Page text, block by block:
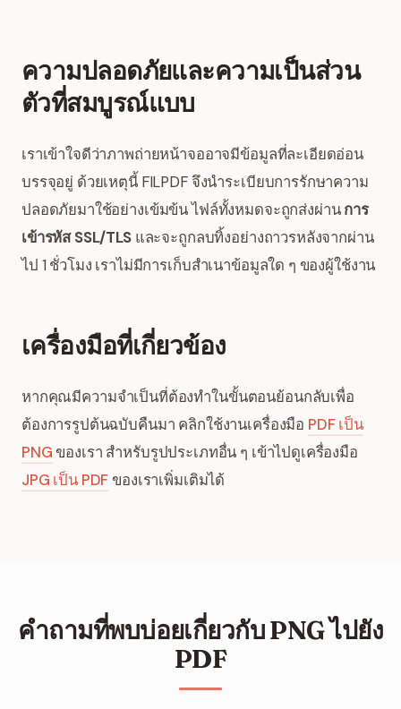
ความปลอดภัยและความเป็นส่วน
ตัวที่สมบูรณ์แบบ
เราเข้าใจดีว่าภาพถ่ายหน้าจออาจมีข้อมูลที่ละเอียดอ่อน
บรรจุอยู่ ด้วยเหตุนี้ FILPDF จึงนำระเบียบการรักษาความ
ปลอดภัยมาใช้อย่างเข้มข้น ไฟล์ทั้งหมดจะถูกส่งผ่านการ
เข้ารหัส SSL/TLSและจะถูกลบทิ้งอย่างถาวรหลังจากผ่าน
ไป 1 ชั่วโมง เราไม่มีการเก็บสำเนาข้อมูลใด ๆ ของผู้ใช้งาน
เครื่องมือที่เกี่ยวข้อง
หากคุณมีความจำเป็นที่ต้องทำในขั้นตอนย้อนกลับเพื่อ
ต้องการรูปต้นฉบับคืนมา คลิกใช้งานเครื่องมือ PDF เป็น
PNGของเรา สำหรับรูปประเภทอื่น ๆ เข้าไปดูเครื่องมือ
JPG เป็น PDFของเราเพิ่มเติมได้
คำถามที่พบบ่อยเกี่ยวกับ PNG ไปยัง
PDF